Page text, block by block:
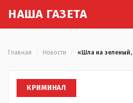
НАША ГАЗЕТА
Главная Новости
КРИМИНАЛ